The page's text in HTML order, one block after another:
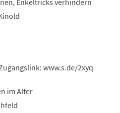
www.s.de/2xyq
im Alter